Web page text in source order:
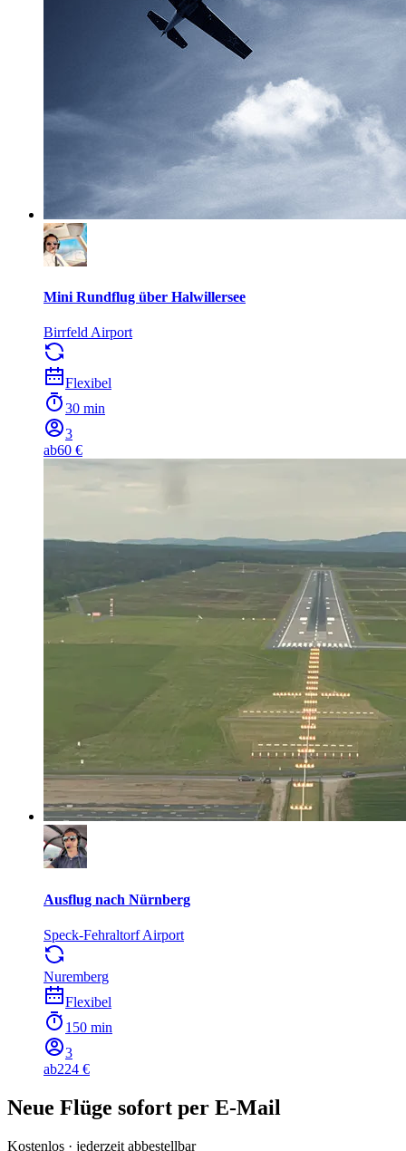
Mini Rundflug über Halwillersee
Birrfeld Airport
Flexibel
30 min
3
ab60 €
Ausflug nach Nürnberg
Speck-Fehraltorf Airport
Nuremberg
Flexibel
150 min
3
ab224 €
Neue Flüge sofort per E-Mail
Kostenlos · jederzeit abbestellbar